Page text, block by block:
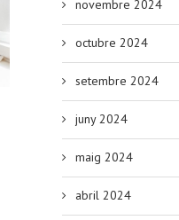
lectura des de...
5 febrer, 2026
novembre 2024
octubre 2024
setembre 2024
juny 2024
maig 2024
abril 2024